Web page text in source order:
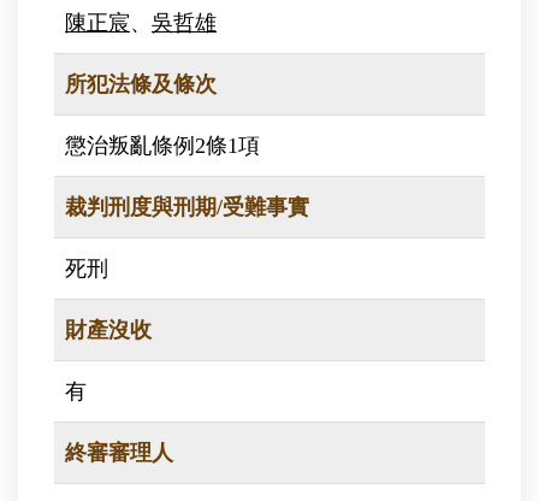
陳正宸、 吳哲雄
所犯法條及條次
懲治叛亂條例2條1項
裁判刑度與刑期/受難事實
死刑
財產沒收
有
終審審理人